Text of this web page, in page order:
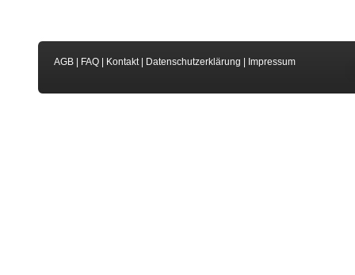
AGB FAQ Kontakt| Datenschutzerklärung Impressum